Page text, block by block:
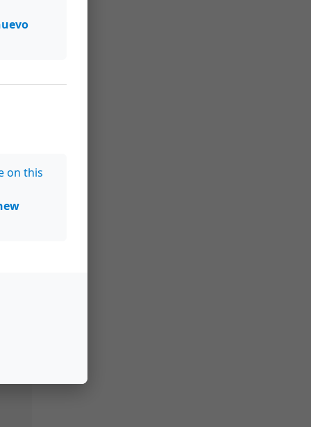
on this